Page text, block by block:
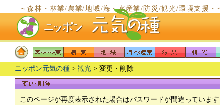
～森林・林業/農業/地域/海・水産業/防災/観光/環境支援
～
ニッポン元気の種 > 観光 > 変更・削除
このページが再度表示された場合はパスワードが間違っていま